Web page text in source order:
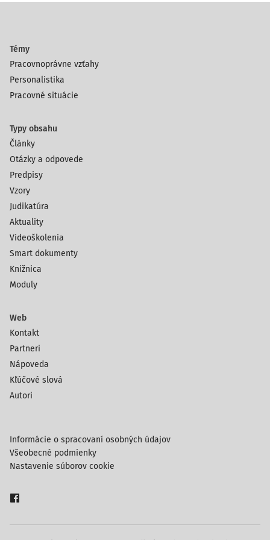
Témy
Pracovnoprávne vzťahy
Personalistika
Pracovné situácie
Typy obsahu
Články
Otázky a odpovede
Predpisy
Vzory
Judikatúra
Aktuality
Videoškolenia
Smart dokumenty
Knižnica
Moduly
Web
Kontakt
Partneri
Nápoveda
Kľúčové slová
Autori
Informácie o spracovaní osobných údajov
Všeobecné podmienky
Nastavenie súborov cookie